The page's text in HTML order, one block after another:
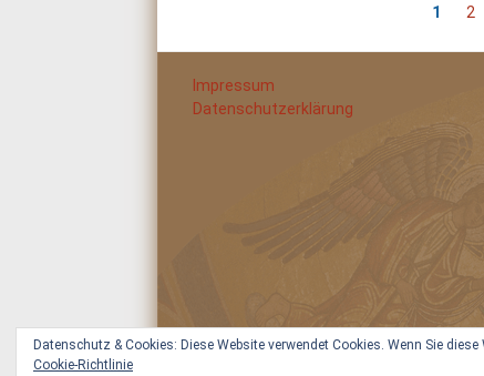
1 2
Impressum
Datenschutzerklärung
Datenschutz & Cookies: Diese Website verwendet Cookies. Wenn Sie
Cookie-Richtlinie